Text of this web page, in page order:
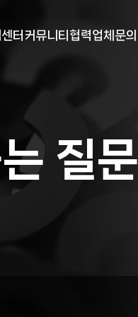
터
질문
원
커뮤니티 협력업체문의
질문